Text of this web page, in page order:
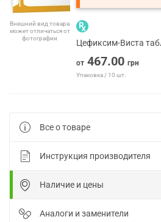
Внешний вид товара
может отличаться от
фотографии
Цефиксим-Виста
от 467.00 грн
Упаковка / 10 шт.
Все о товаре
Инструкция производителя
Наличие и цены
Аналоги и заменители